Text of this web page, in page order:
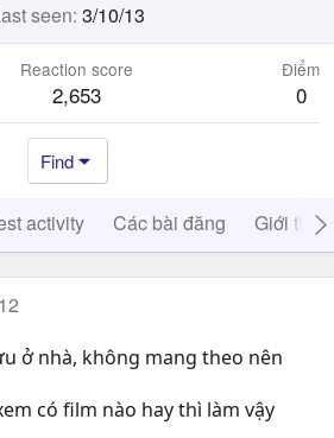
seen 3/10/13
Reaction score
2,653
Điểm
0
Find
activity Các bài đăng Giới thiệu
ở nhà, không mang theo nên
có film nào hay thì làm vậy